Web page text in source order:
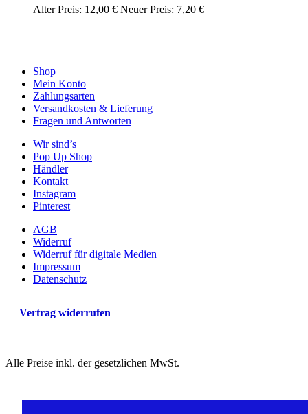
Alter Preis: 12,00€ Ursprünglicher
Neuer Preis: 7,20 €Aktueller
Shop
Mein Konto
Zahlungsarten
Versandkosten & Lieferung
Fragen und Antworten
Wir sind’s
Pop Up Shop
Händler
Kontakt
Instagram
Pinterest
AGB
Widerruf
Widerruf für digitale Medien
Impressum
Datenschutz
Vertrag widerrufen
Alle Preise inkl. der gesetzlichen MwSt.